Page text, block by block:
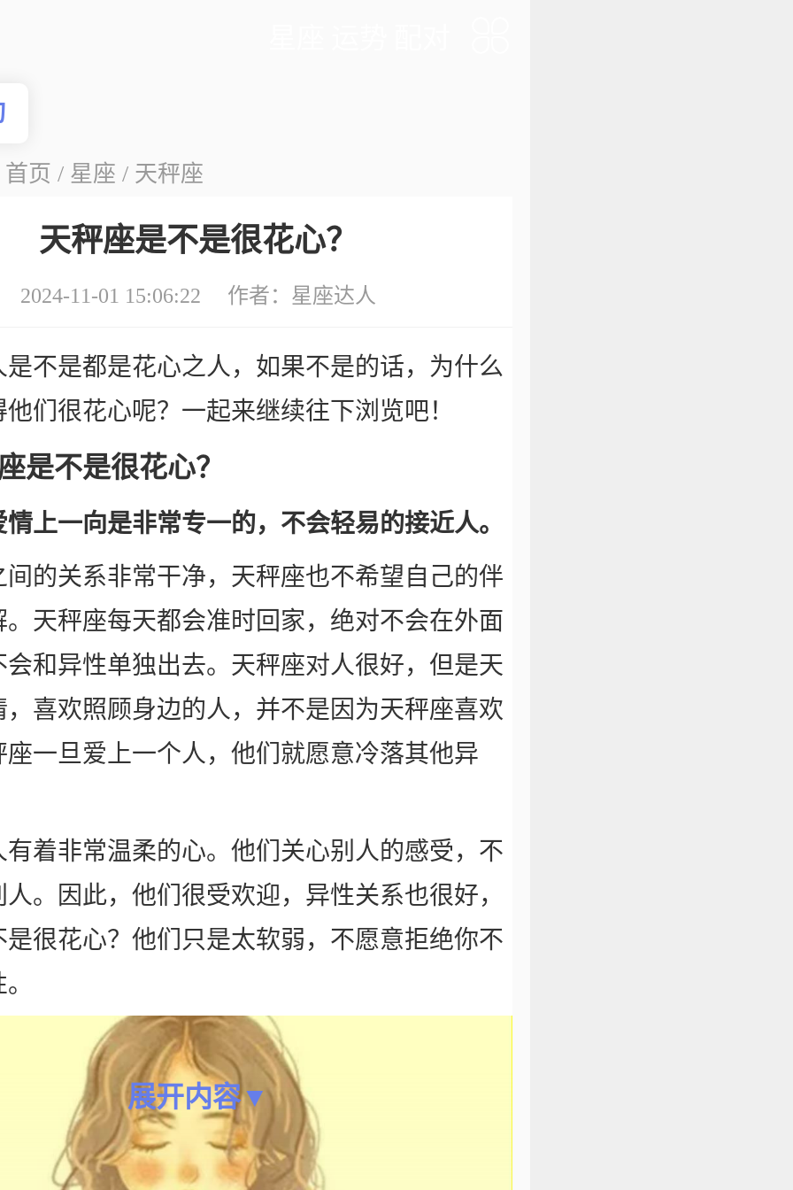
首页 / 星座 / 天秤座
天秤座是不是很花心？
2024-11-01 15:06:22 作者： 星座达人
不是都是花心之人，如果不是的话，为什么
们很花心呢？一起来继续往下浏览吧！
是不是很花心？
上一向是非常专一的，不会轻易的接近人。
间的关系非常干净，天秤座也不希望自己的伴
。天秤座每天都会准时回家，绝对不会在外面
会和异性单独出去。天秤座对人很好，但是天
，喜欢照顾身边的人，并不是因为天秤座喜欢
座一旦爱上一个人，他们就愿意冷落其他异
有着非常温柔的心。他们关心别人的感受，不
。因此，他们很受欢迎，异性关系也很好，
是很花心？他们只是太软弱，不愿意拒绝你不
展开内容▼